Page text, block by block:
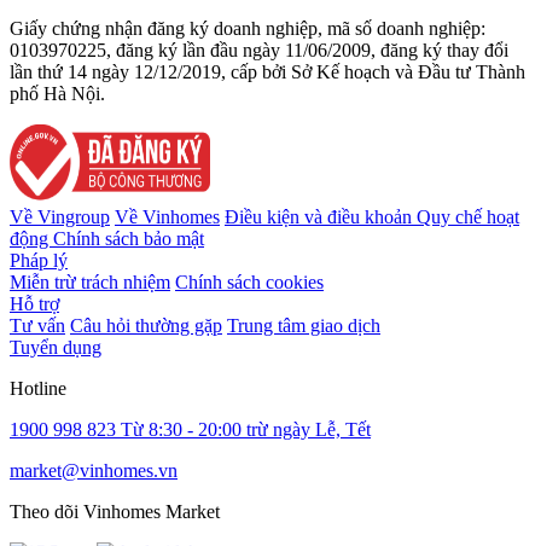
Giấy chứng nhận đăng ký doanh nghiệp, mã số doanh nghiệp:
0103970225, đăng ký lần đầu ngày 11/06/2009, đăng ký thay đổi
lần thứ 14 ngày 12/12/2019, cấp bởi Sở Kế hoạch và Đầu tư Thành
phố Hà Nội.
Về Vingroup Về Vinhomes Điều kiện và điều khoản Quy chế hoạt
động Chính sách bảo mật
Pháp lý
Miễn trừ trách nhiệm Chính sách cookies
Hỗ trợ
Tư vấn Câu hỏi thường gặp Trung tâm giao dịch
Tuyển dụng
Hotline
1900 998 823 Từ 8:30 - 20:00 trừ ngày Lễ, Tết
market@vinhomes.vn
Theo dõi Vinhomes Market